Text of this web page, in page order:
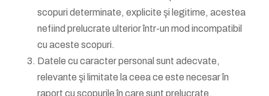
scopuri determinate, explicite şi legitime, acestea
nefiind prelucrate ulterior într-un mod incompatibil
cu aceste scopuri.
Datele cu caracter personal sunt adecvate,
relevante şi limitate la ceea ce este necesar în
raport cu scopurile în care sunt prelucrate.